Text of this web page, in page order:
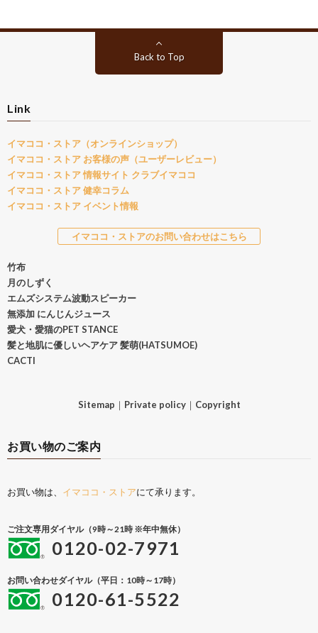
Back to Top
Link
イマココ・ストア（オンラインショップ）
イマココ・ストア お客様の声（ユーザーレビュー）
イマココ・ストア 情報サイト クラブイマココ
イマココ・ストア 健幸コラム
イマココ・ストア イベント情報
イマココ・ストアのお問い合わせはこちら
竹布
月のしずく
エムズシステム波動スピーカー
無添加 にんじんジュース
愛犬・愛猫のPET STANCE
髪と地肌に優しいヘアケア 髪萌(HATSUMOE)
CACTI
Sitemap ｜ Private policy｜ Copyright
お買い物のご案内
お買い物は、 イマココ・ストアにて承ります。
ご注文専用ダイヤル（9時～21時 ※年中無休）
0120-02-7971
お問い合わせダイヤル（平日：10時～17時）
0120-61-5522